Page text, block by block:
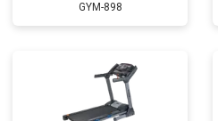
GYM-898